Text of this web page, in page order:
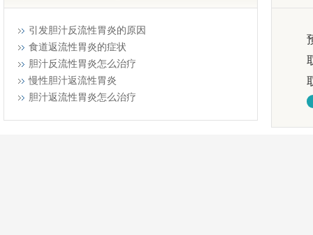
引发胆汁反流性胃炎的原因
食道返流性胃炎的症状
胆汁反流性胃炎怎么治疗
慢性胆汁返流性胃炎
胆汁返流性胃炎怎么治疗